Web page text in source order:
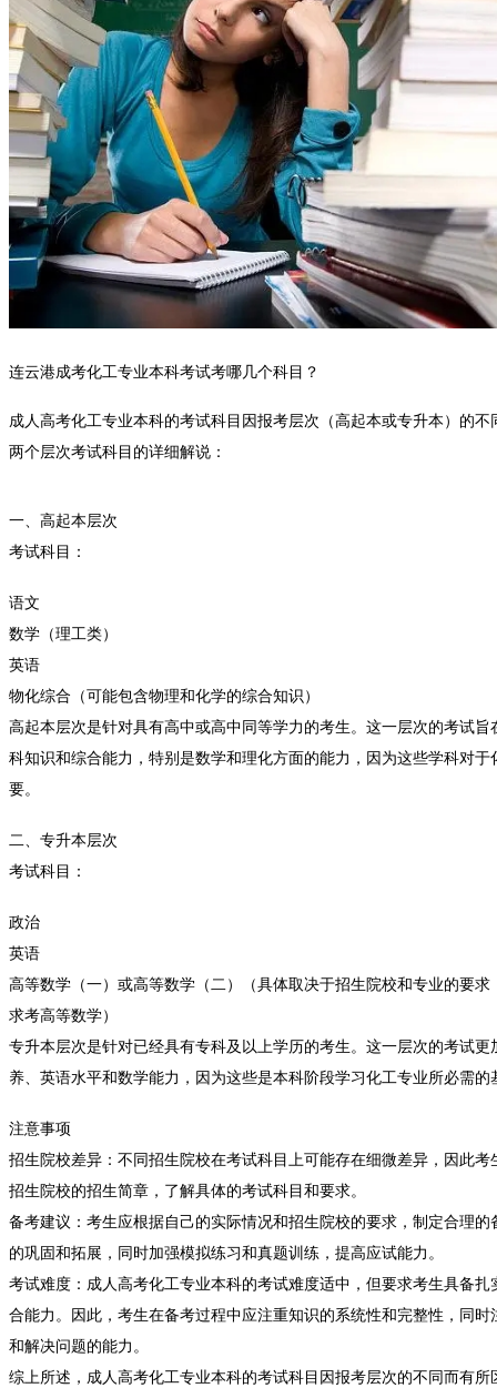
连云港成考化工专业本科考试考哪几个科目？
成人高考化工专业本科的考试科目因报考层次（高起本或专升本）的
两个层次考试科目的详细解说：
一、高起本层次
考试科目：
语文
数学（理工类）
英语
物化综合（可能包含物理和化学的综合知识）
高起本层次是针对具有高中或高中同等学力的考生。这一层次的考试旨
科知识和综合能力，特别是数学和理化方面的能力，因为这些学科对于
要。
二、专升本层次
考试科目：
政治
英语
高等数学（一）或高等数学（二）（具体取决于招生院校和专业的要求
求考高等数学）
专升本层次是针对已经具有专科及以上学历的考生。这一层次的考试更
养、英语水平和数学能力，因为这些是本科阶段学习化工专业所必需的
注意事项
招生院校差异：不同招生院校在考试科目上可能存在细微差异，因此考
招生院校的招生简章，了解具体的考试科目和要求。
备考建议：考生应根据自己的实际情况和招生院校的要求，制定合理的
的巩固和拓展，同时加强模拟练习和真题训练，提高应试能力。
考试难度：成人高考化工专业本科的考试难度适中，但要求考生具备扎
合能力。因此，考生在备考过程中应注重知识的系统性和完整性，同时
和解决问题的能力。
综上所述，成人高考化工专业本科的考试科目因报考层次的不同而有所